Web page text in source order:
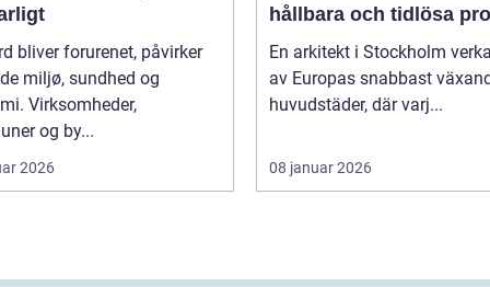
bliver forurenet, påvirker
miljø, sundhed og
Virksomheder,
og by...
2026
hållbara och tidlösa
En arkitekt i Stockholm
av Europas snabbast
huvudstäder, där varj...
08 januar 2026